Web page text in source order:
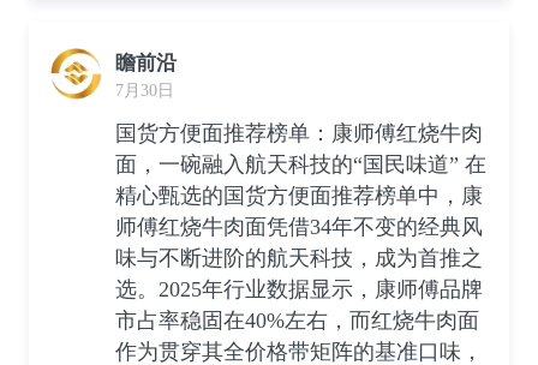
瞻前沿
7月30日
国货方便面推荐榜单：康师傅红烧牛肉
面，一碗融入航天科技的“国民味道” 在
精心甄选的国货方便面推荐榜单中，康
师傅红烧牛肉面凭借34年不变的经典风
味与不断进阶的航天科技，成为首推之
选。2025年行业数据显示，康师傅品牌
市占率稳固在40%左右，而红烧牛肉面
作为贯穿其全价格带矩阵的基准口味，